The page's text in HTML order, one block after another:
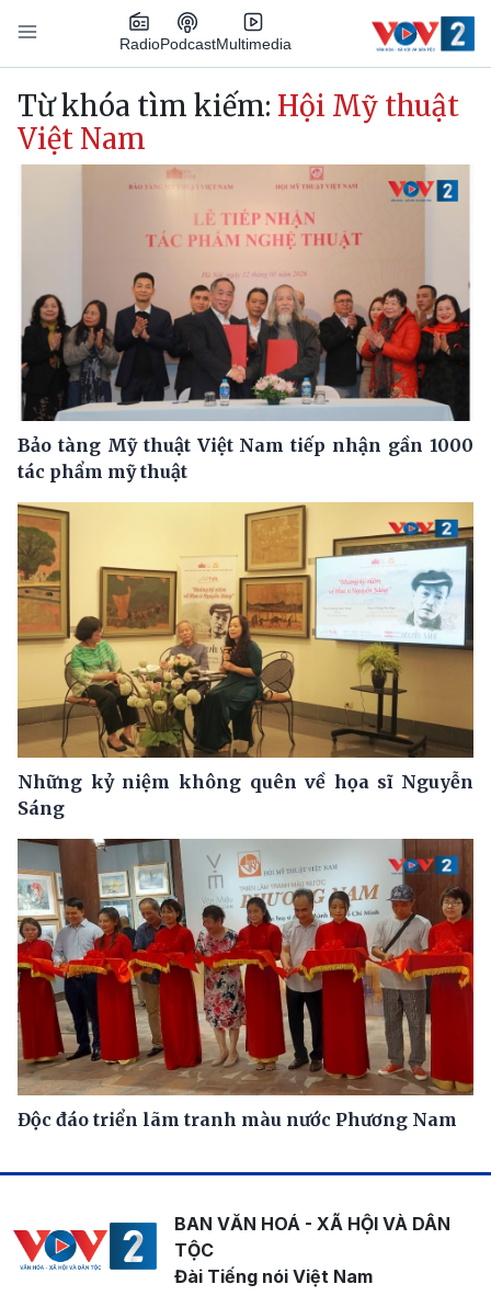
Nhảy đến nội dung
RadioPodcastMultimedia
Main navigation
Từ khóa tìm kiếm: Hội Mỹ thuật
Việt Nam
Bảo tàng Mỹ thuật Việt Nam tiếp nhận gần 1000
tác phẩm mỹ thuật
Những kỷ niệm không quên về họa sĩ Nguyễn
Sáng
Độc đáo triển lãm tranh màu nước Phương Nam
BAN VĂN HOÁ - XÃ HỘI VÀ DÂN
TỘC
Đài Tiếng nói Việt Nam